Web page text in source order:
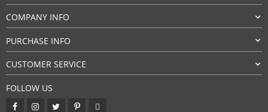
COMPANY INFO
PURCHASE INFO
CUSTOMER SERVICE
FOLLOW US